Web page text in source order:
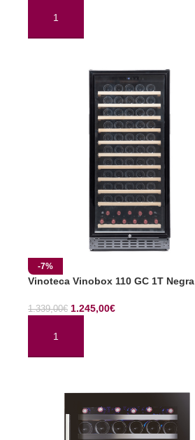
AÑADIR AL CARRITO
-7%
Vinoteca Vinobox 110 GC 1T Negra
1.339,00€ 1.245,00€
AÑADIR AL CARRITO